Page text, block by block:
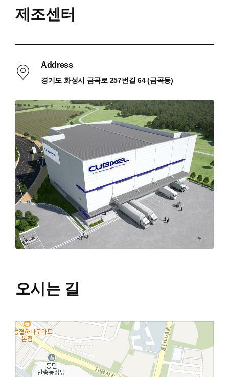
제조센터
Address
경기도 화성시 금곡로 257번길 64 (금곡동)
오시는 길